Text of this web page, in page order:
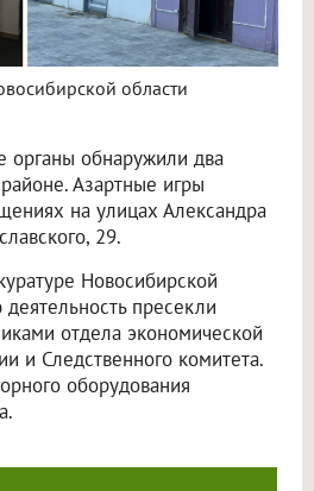
области
органы обнаружили два
Азартные игры
на улицах Александра
29.
Новосибирской
пресекли
отдела экономической
и Следственного комитета.
оборудования